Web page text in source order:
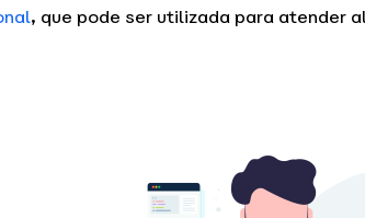
, que pode ser utilizada para atender